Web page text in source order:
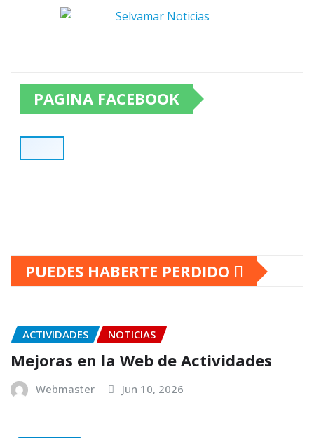
PAGINA FACEBOOK
PUEDES HABERTE PERDIDO
ACTIVIDADES NOTICIAS
Mejoras en la Web de Actividades
Webmaster Jun 10, 2026